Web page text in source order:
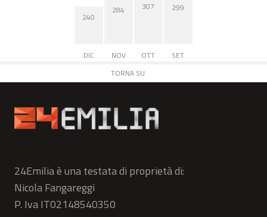
240
DIC
284
NOV
307
OTT
299
SET
TORNA SU
24Emilia è una testata di proprietà di:
Nicola Fangareggi
P. Iva IT02148540350